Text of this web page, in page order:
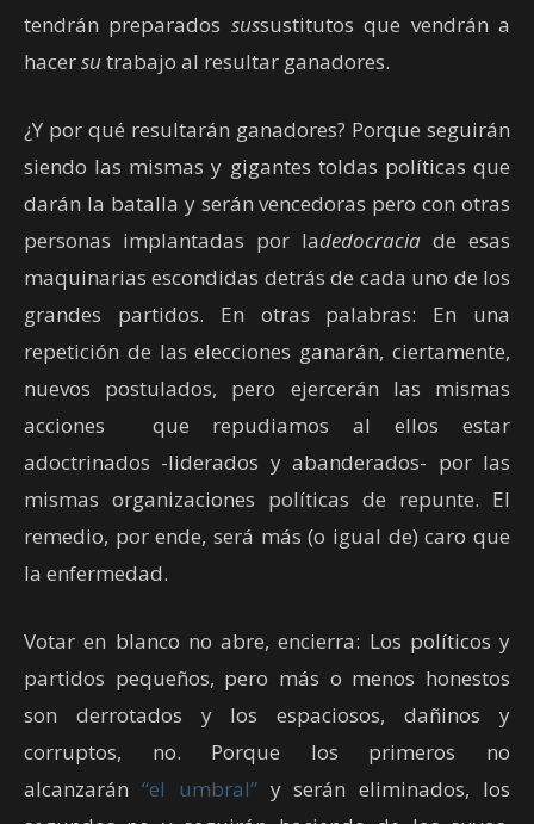
tendrán preparados sussustitutos que vendrán a
hacersutrabajo al resultar ganadores.
¿Y por qué resultarán ganadores? Porque seguirán
siendo las mismas y gigantes toldas políticas que
darán la batalla y serán vencedoras pero con otras
personas implantadas por ladedocracia de esas
maquinarias escondidas detrás de cada uno de los
grandes partidos. En otras palabras: En una
repetición de las elecciones ganarán, ciertamente,
nuevos postulados, pero ejercerán las mismas
acciones que repudiamos al ellos estar
adoctrinados -liderados y abanderados- por las
mismas organizaciones políticas de repunte. El
remedio, por ende, será más (o igual de) caro que
la enfermedad.
Votar en blanco no abre, encierra: Los políticos y
partidos pequeños, pero más o menos honestos
son derrotados y los espaciosos, dañinos y
corruptos, no. Porque los primeros no
alcanzarán “el umbral”y serán eliminados, los